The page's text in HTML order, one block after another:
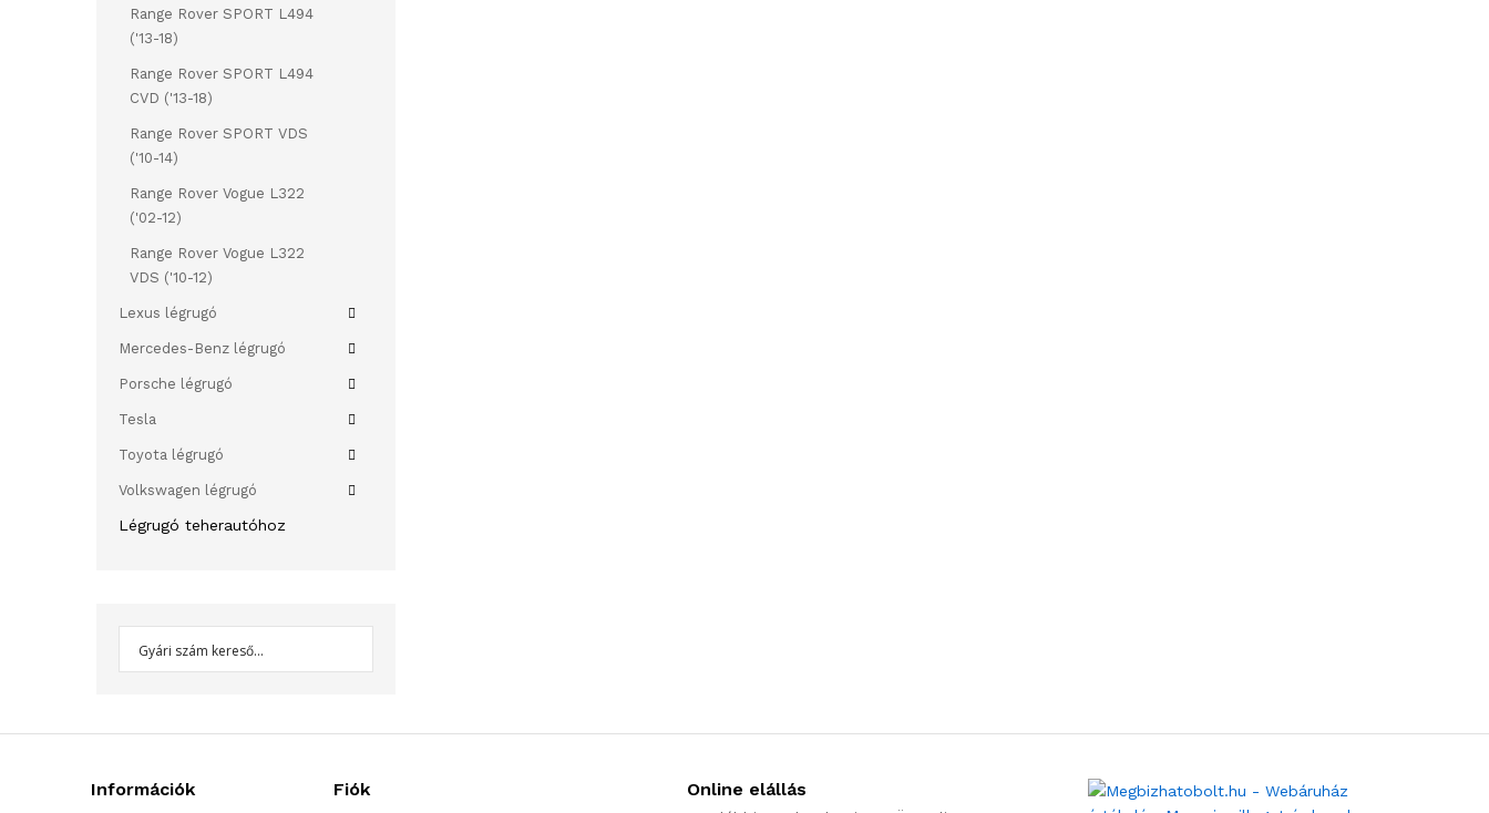
Range Rover SPORT L494
('13-18)
Range Rover SPORT L494
CVD ('13-18)
Range Rover SPORT VDS
('10-14)
Range Rover Vogue L322
('02-12)
Range Rover Vogue L322
VDS ('10-12)
Lexus légrugó
Mercedes-Benz légrugó
Porsche légrugó
Tesla
Toyota légrugó
Volkswagen légrugó
Légrugó teherautóhoz
Információk Fiók Online elállás